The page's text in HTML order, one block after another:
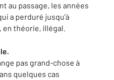
au passage, les années
a perduré jusqu’à
en théorie, illégal.
pas grand-chose à
quelques cas